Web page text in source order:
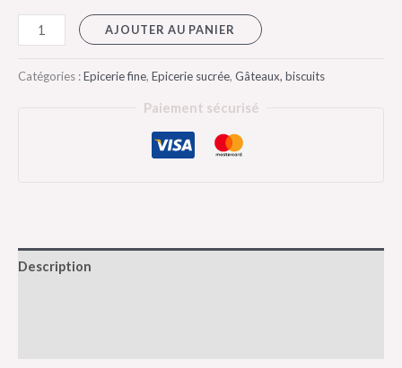
AJOUTER AU PANIER
Catégories :Epicerie fine, Epicerie sucrée, Gâteaux, biscuits
Paiement sécurisé
Description